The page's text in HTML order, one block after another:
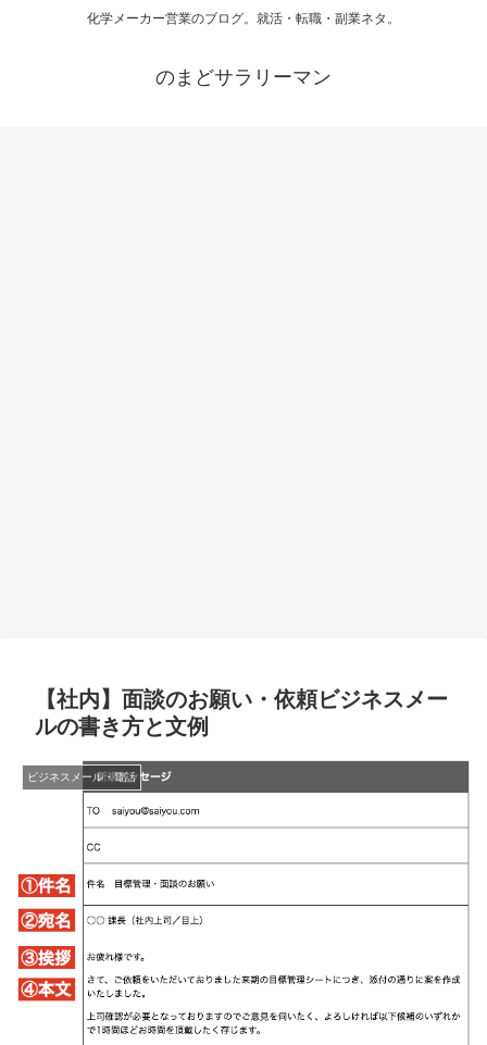
化学メーカー営業のブログ。就活・転職・副業ネタ。
のまどサラリーマン
【社内】面談のお願い・依頼ビジネスメー
ルの書き方と文例
ビジネスメール・電話